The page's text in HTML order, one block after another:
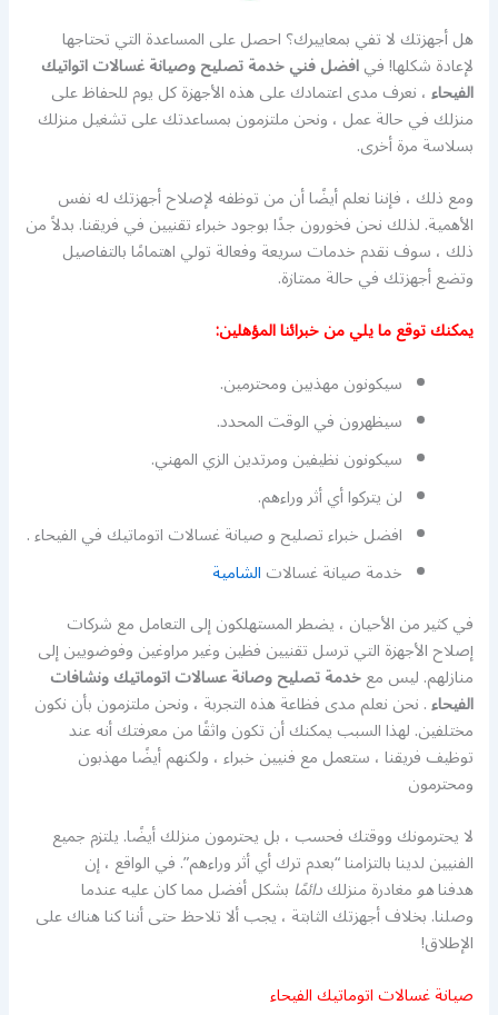
هل أجهزتك لا تفي بمعاييرك؟ احصل على المساعدة التي تحتاجها
لإعادة شكلها! فيافضل فني خدمة تصليح وصيانة غسالات اتواتيك
الفيحاء، نعرف مدى اعتمادك على هذه الأجهزة كل يوم للحفاظ على
منزلك في حالة عمل ، ونحن ملتزمون بمساعدتك على تشغيل منزلك
بسلاسة مرة أخرى.
ومع ذلك ، فإننا نعلم أيضًا أن من توظفه لإصلاح أجهزتك له نفس
الأهمية. لذلك نحن فخورون جدًا بوجود خبراء تقنيين في فريقنا. بدلاً من
ذلك ، سوف نقدم خدمات سريعة وفعالة تولي اهتمامًا بالتفاصيل
وتضع أجهزتك في حالة ممتازة.
يمكنك توقع ما يلي من خبرائنا المؤهلين:
سيكونون مهذبين ومحترمين.
سيظهرون في الوقت المحدد.
سيكونون نظيفين ومرتدين الزي المهني.
لن يتركوا أي أثر وراءهم.
افضل خبراء تصليح و صيانة غسالات اتوماتيك في الفيحاء .
خدمة صيانة غسالاتالشامية
في كثير من الأحيان ، يضطر المستهلكون إلى التعامل مع شركات
إصلاح الأجهزة التي ترسل تقنيين فظين وغير مراوغين وفوضويين إلى
منازلهم. ليس معخدمة تصليح وصانة عسالات اتوماتيك ونشافات
الفيحاء. نحن نعلم مدى فظاعة هذه التجربة ، ونحن ملتزمون بأن نكون
مختلفين. لهذا السبب يمكنك أن تكون واثقًا من معرفتك أنه عند
توظيف فريقنا ، ستعمل مع فنيين خبراء ، ولكنهم أيضًا مهذبون
ومحترمون
لا يحترمونك ووقتك فحسب ، بل يحترمون منزلك أيضًا. يلتزم جميع
الفنيين لدينا بالتزامنا “بعدم ترك أي أثر وراءهم”. في الواقع ، إن
هدفناهومغادرة منزلكدائمًا بشكل أفضل مما كان عليه عندما
وصلنا. بخلاف أجهزتك الثابتة ، يجب ألا تلاحظ حتى أننا كنا هناك على
الإطلاق!
صيانة غسالات اتوماتيك الفيحاء